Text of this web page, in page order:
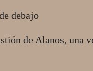
debajo
de Alanos,